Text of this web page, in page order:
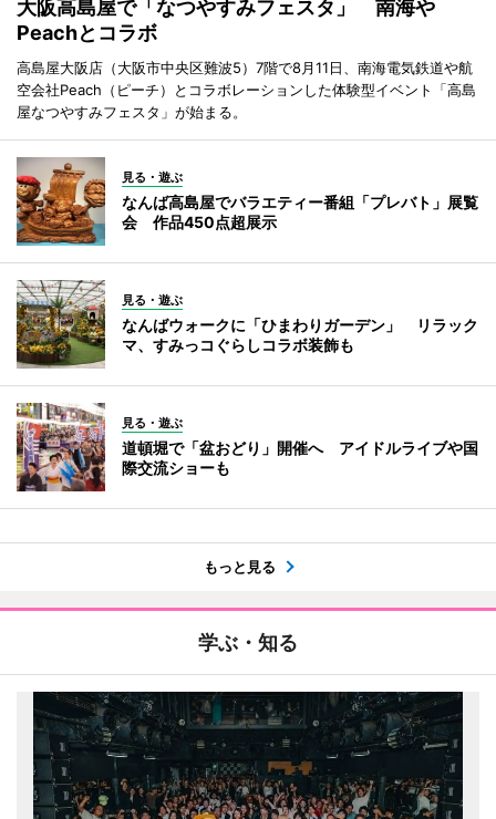
大阪高島屋で「なつやすみフェスタ」 南海や
Peachとコラボ
高島屋大阪店（大阪市中央区難波5）7階で8月11日、南海電気鉄道や航
空会社Peach（ピーチ）とコラボレーションした体験型イベント「高島
屋なつやすみフェスタ」が始まる。
見る・遊ぶ
なんば高島屋でバラエティー番組「プレバト」展覧
会 作品450点超展示
見る・遊ぶ
なんばウォークに「ひまわりガーデン」 リラック
マ、すみっコぐらしコラボ装飾も
見る・遊ぶ
道頓堀で「盆おどり」開催へ アイドルライブや国
際交流ショーも
もっと見る
学ぶ・知る